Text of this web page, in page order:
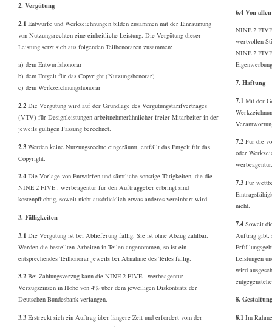
2. Vergütung
2.1 Entwürfe und Werkzeichnungen bilden zusammen mit der Einräumung
von Nutzungsrechten eine einheitliche Leistung. Die Vergütung dieser
Leistung setzt sich aus folgenden Teilhonoraren zusammen:
a) dem Entwurfshonorar
b) dem Entgelt für das Copyright (Nutzungshonorar)
c) dem Werkzeichnungshonorar
2.2 Die Vergütung wird auf der Grundlage des Vergütungstarifvertrages
(VTV) für Designleistungen arbeitnehmerähnlicher freier Mitarbeiter in der
jeweils gültigen Fassung berechnet.
2.3 Werden keine Nutzungsrechte eingeräumt, entfällt das Entgelt für das
Copyright.
2.4 Die Vorlage von Entwürfen und sämtliche sonstige Tätigkeiten, die die
NINE 2 FIVE . werbeagentur für den Auftraggeber erbringt sind
kostenpflichtig, soweit nicht ausdrücklich etwas anderes vereinbart wird.
3. Fälligkeiten
3.1 Die Vergütung ist bei Ablieferung fällig. Sie ist ohne Abzug zahlbar.
Werden die bestellten Arbeiten in Teilen angenommen, so ist ein
entsprechendes Teilhonorar jeweils bei Abnahme des Teiles fällig.
3.2 Bei Zahlungsverzug kann die NINE 2 FIVE . werbeagentur
Verzugszinsen in Höhe von 4% über dem jeweiligen Diskontsatz der
Deutschen Bundesbank verlangen.
3.3 Erstreckt sich ein Auftrag über längere Zeit und erfordert vom der
6.4 Von
NINE 2
wertvollen
NINE 2
7. Haftung
7.1 Mit der
7.2Für die
oder
werbeagentur.
7.3Für
nicht.
7.4Soweit
Auftrag gibt,
Leistungen
wird
8.
8.1Im